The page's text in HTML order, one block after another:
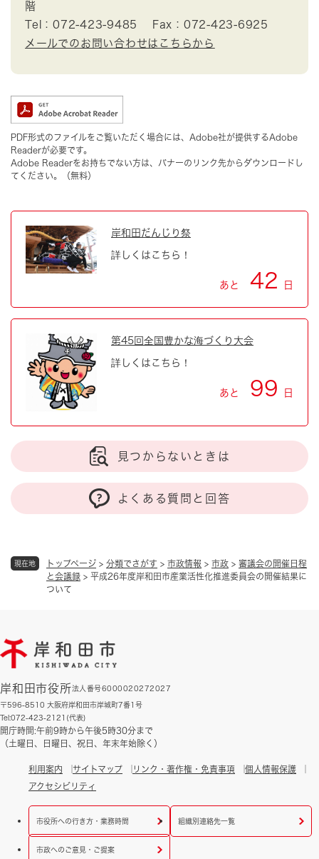
現在地 トップページ > 分類でさがす > 市政情報 > 市政 > 審議会の開催日程
と会議録 > 平成26年度岸和田市産業活性化推進委員会の開催結果に
ついて
階
Tel：072-423-9485
Fax：072-423-6925
メールでのお問い合わせはこちらから
PDF形式のファイルをご覧いただく場合には、Adobe社が提供するAdobe
Readerが必要です。
Adobe Readerをお持ちでない方は、バナーのリンク先からダウンロードし
てください。（無料）
岸和田だんじり祭
詳しくはこちら！
あと 42 日
第45回全国豊かな海づくり大会
詳しくはこちら！
あと 99 日
見つからないときは
よくある質問と回答
岸和田市役所法人番号6000020272027
〒596-8510 大阪府岸和田市岸城町7番1号
Tel:072-423-2121(代表)
開庁時間:午前9時から午後5時30分まで
（土曜日、日曜日、祝日、年末年始除く）
利用案内 サイトマップ リンク・著作権・免責事項
個人情報保護
アクセシビリティ
市役所への行き方・業務時間 組織別連絡先一覧
市政へのご意見・ご提案